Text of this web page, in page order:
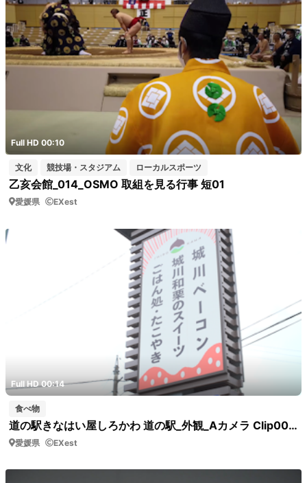
Full HD 00:10
文化 競技場・スタジアム ローカルスポーツ
乙亥会館_014_OSMO 取組を見る行事 短01
愛媛県 EXest
Full HD 00:14
食べ物
道の駅きなはい屋しろかわ 道の駅_外観_Aカメラ Clip0042 道の駅 看板下
愛媛県 EXest